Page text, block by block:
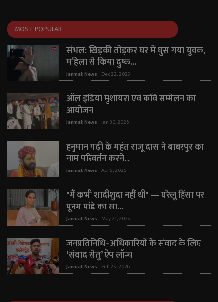
MOST POPULAR
संभल: खिड़की तोड़कर घर में घुस गया युवक,
महिला से किया दुष्क...
Janmat News Dec 22, 2025
ऑल इंडिया मुशायरा एवं कवि सम्मेलन का
आयोजन
Janmat News Jan 30, 2026
हनुमान गढ़ी के महंत राजू दास ने बाबरपुर का
नाम परिवर्तन करने...
Janmat News Apr 5, 2025
"मैं कभी शादीशुदा नहीं थी" — घरेलू हिंसा पर
पूनम पांडे का सा...
Janmat News May 21, 2025
जनप्रतिनिधि–अधिकारियों के संवाद के लिए
‘संवाद सेतु’ ऐप लॉन्च
Janmat News Feb 25, 2026